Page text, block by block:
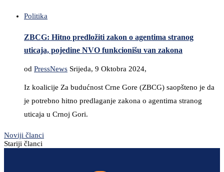
Politika
ZBCG: Hitno predložiti zakon o agentima stranog
uticaja, pojedine NVO funkcionišu van zakona
od PressNews Srijeda, 9 Oktobra 2024,
Iz koalicije Za budućnost Crne Gore (ZBCG) saopšteno je da
je potrebno hitno predlaganje zakona o agentima stranog
uticaja u Crnoj Gori.
Noviji članci
Stariji članci